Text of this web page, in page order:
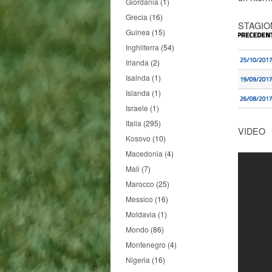
Grecia (16)
Guinea (15)
Inghilterra (54)
Irlanda (2)
Isalnda (1)
Islanda (1)
Israele (1)
Italia (295)
Kosovo (10)
Macedonia (4)
Mali (7)
Marocco (25)
Messico (16)
Moldavia (1)
Mondo (86)
Montenegro (4)
Nigeria (16)
VIDEO